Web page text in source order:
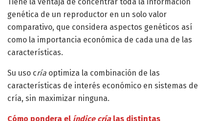
genética de un reproductor en un solo valor
comparativo, que considera aspectos genéticos así
como la importancia económica de cada una de las
características.
Su uso cría optimiza la combinación de las
características de interés económico en sistemas de
cría, sin maximizar ninguna.
Cómo pondera el índice críalas distintas